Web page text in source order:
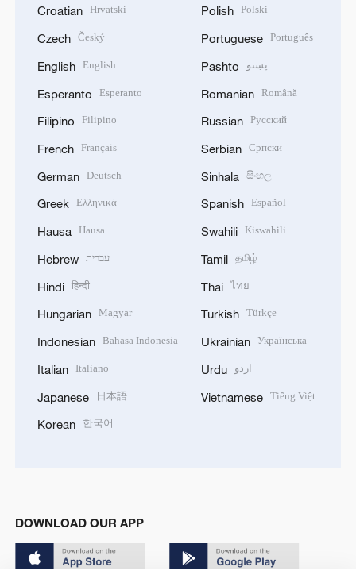
Croatian Hrvatski
Czech Český
English English
Esperanto Esperanto
Filipino Filipino
French Français
German Deutsch
Greek Ελληνικά
Hausa Hausa
Hebrew עברית
Hindi हिन्दी
Hungarian Magyar
Indonesian Bahasa Indonesia
Italian Italiano
Japanese 日本語
Korean 한국어
Polish Polski
Portuguese Português
Pashto پښتو
Romanian Română
Russian Русский
Serbian Српски
Sinhala සිංහල
Spanish Español
Swahili Kiswahili
Tamil தமிழ்
Thai ไทย
Turkish Türkçe
Ukrainian Українська
Urdu اردو
Vietnamese Tiếng Việt
DOWNLOAD OUR APP